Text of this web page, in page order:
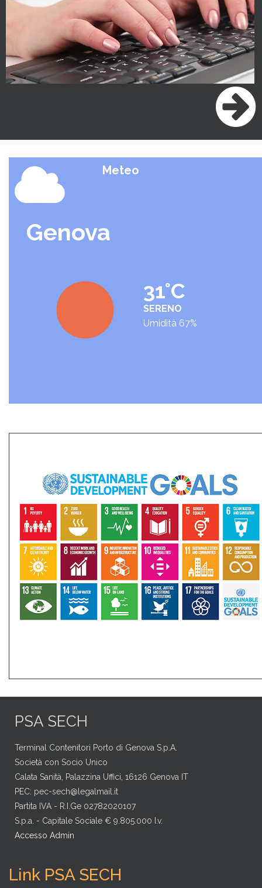
Meteo
Genova
31°C
SERENO
Umidità 67%
PSA SECH
Terminal Contenitori Porto di Genova S.p.A.
Società con Socio Unico
Calata Sanità, Palazzina Uffici, 16126 Genova IT
PEC: pec-sech@legalmail.it
Partita IVA - R.I.Ge 02782020107
S.p.a. - Capitale Sociale € 9.805.000 I.v.
Accesso Admin
Link PSA SECH